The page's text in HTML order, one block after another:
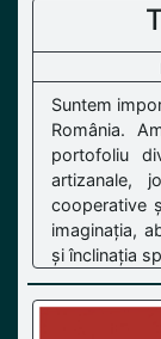
Suntem
România.
portofoliu
artizanale,
cooperative
imaginația,
și înclinația